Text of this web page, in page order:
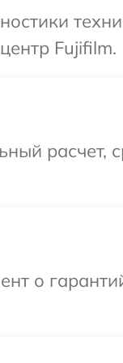
Fujifilm.
расчет,
о